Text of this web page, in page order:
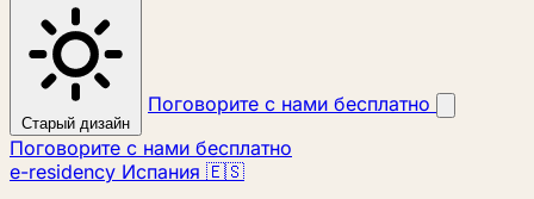
Старый дизайн
Поговорите с нами бесплатно
Поговорите с нами бесплатно
e-residency Испания 🇪🇸